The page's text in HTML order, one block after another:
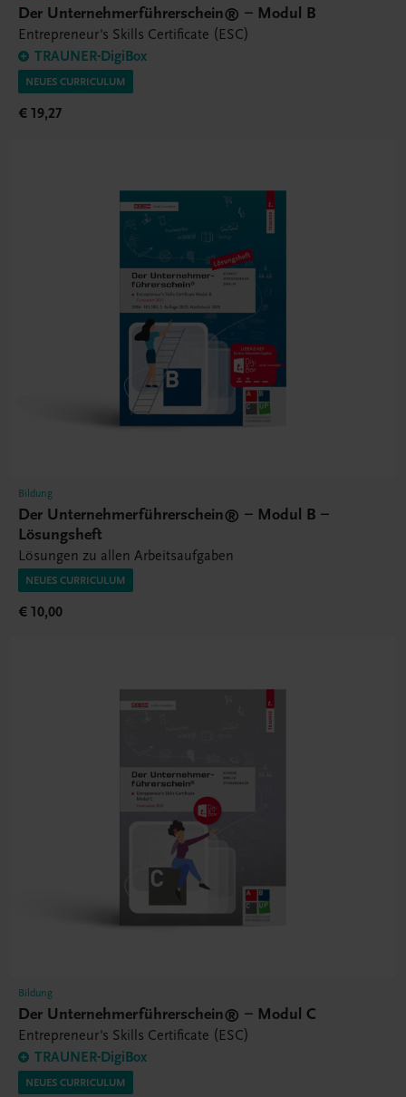
Der Unternehmerführerschein® – Modul B
Entrepreneur's Skills Certificate (ESC)
TRAUNER-DigiBox
NEUES CURRICULUM
€ 19,27
Bildung
Der Unternehmerführerschein® – Modul B –
Lösungsheft
Lösungen zu allen Arbeitsaufgaben
NEUES CURRICULUM
€ 10,00
Bildung
Der Unternehmerführerschein® – Modul C
Entrepreneur's Skills Certificate (ESC)
TRAUNER-DigiBox
NEUES CURRICULUM